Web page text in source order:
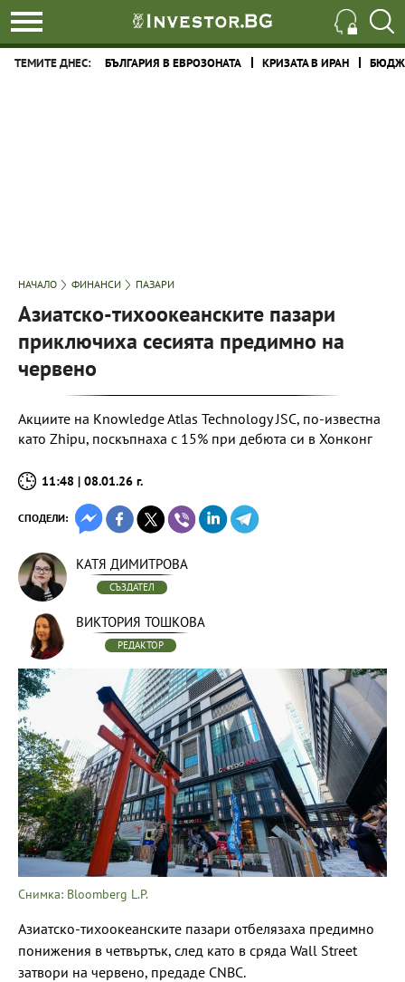
ТЕМИТЕ ДНЕС: БЪЛГАРИЯ В ЕВРОЗОНАТА КРИЗАТА В ИРАН
НАЧАЛО ФИНАНСИ ПАЗАРИ
Азиатско-тихоокеанските пазари
приключиха сесията предимно на
червено
Акциите на Knowledge Atlas Technology JSC, по-известна
като Zhipu, поскъпнаха с 15% при дебюта си в Хонконг
11:48 | 08.01.26 г.
СПОДЕЛИ:
КАТЯ ДИМИТРОВА
СЪЗДАТЕЛ
ВИКТОРИЯ ТОШКОВА
РЕДАКТОР
Снимка: Bloomberg L.P.
Азиатско-тихоокеанските пазари отбелязаха предимно
понижения в четвъртък, след като в сряда Wall Street
затвори на червено, предаде CNBC.